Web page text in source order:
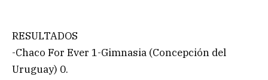
RESULTADOS
-Chaco For Ever 1-Gimnasia (Concepción del
Uruguay) 0.